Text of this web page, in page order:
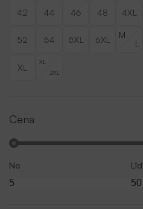
42 44 46 48 4XL
52 54 5XL 6XL
M
L
XL
XL
2XL
Cena
No